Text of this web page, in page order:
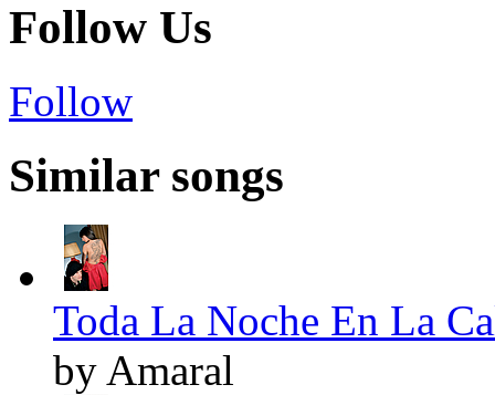
Follow Us
Follow
Similar songs
Toda La Noche En La
by Amaral